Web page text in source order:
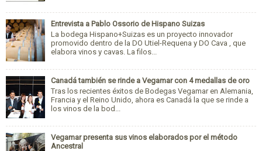
Entrevista a Pablo Ossorio de Hispano Suizas
La bodega Hispano+Suizas es un proyecto innovador
promovido dentro de la DO Utiel-Requena y DO Cava , que
elabora vinos y cavas. La filos...
Canadá también se rinde a Vegamar con 4 medallas de oro
Tras los recientes éxitos de Bodegas Vegamar en Alemania,
Francia y el Reino Unido, ahora es Canadá la que se rinde a
los vinos de la bod...
Vegamar presenta sus vinos elaborados por el método
Ancestral